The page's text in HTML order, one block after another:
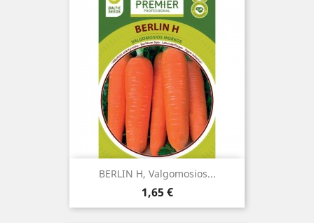
BERLIN H, Valgomosios...
Kaina
1,65 €